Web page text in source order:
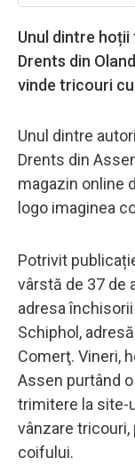
Unul dintre
Drents din
vinde tricouri
Unul dintre
Drents din
magazin online
logo imaginea
Potrivit
vârstă de 37 de
adresa
Schiphol,
Comerţ. Vineri,
Assen purtând
trimitere la site-
vânzare
coifului.